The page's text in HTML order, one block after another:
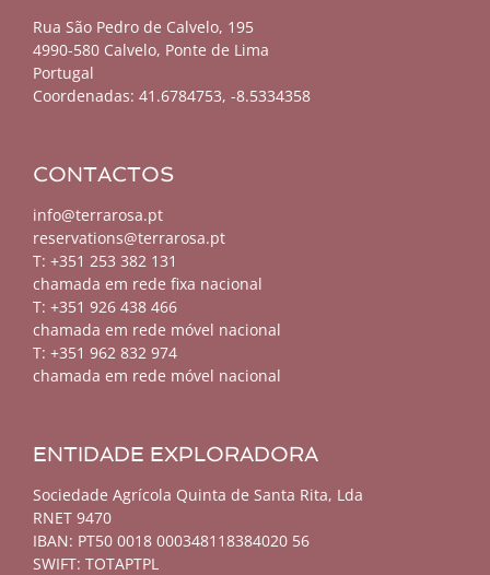
Rua São Pedro de Calvelo, 195
4990-580 Calvelo, Ponte de Lima
Portugal
Coordenadas: 41.6784753, -8.5334358
CONTACTOS
info@terrarosa.pt
reservations@terrarosa.pt
T: +351 253 382 131
chamada em rede fixa nacional
T: +351 926 438 466
chamada em rede móvel nacional
T: +351 962 832 974
chamada em rede móvel nacional
ENTIDADE EXPLORADORA
Sociedade Agrícola Quinta de Santa Rita, Lda
RNET 9470
IBAN: PT50 0018 000348118384020 56
SWIFT: TOTAPTPL